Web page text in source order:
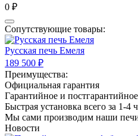
0 ₽
Сопутствующие товары:
Русская печь Емеля
189 500 ₽
Преимущества:
Официальная гарантия
Гарантийное и
Быстрая установка всего за 1-4
Мы сами производим наши печи
Новости